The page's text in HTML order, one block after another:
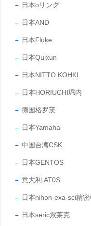
日本oリング
日本AND
日本Fluke
日本Quixun
日本NITTO KOHKI
日本HORIUCHI堀内
德国格罗茨
日本Yamaha
中国台湾CSK
日本GENTOS
意大利 AT0S
日本nihon-exa-sci精密
日本seric索莱克